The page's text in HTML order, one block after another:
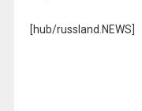
[hub/russland.NEWS]